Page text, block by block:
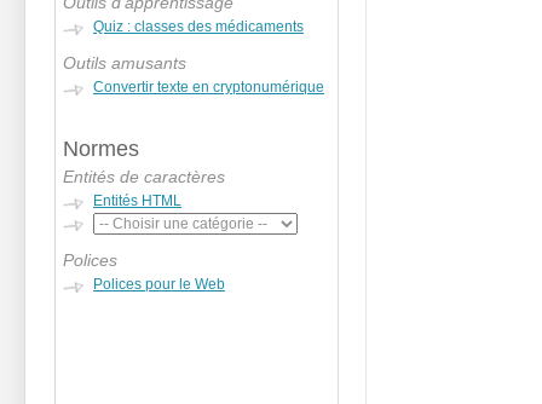
Quiz : classes des médicaments
Outils amusants
Convertir texte en cryptonumérique
Normes
Entités de caractères
Entités HTML
Polices
Polices pour le Web